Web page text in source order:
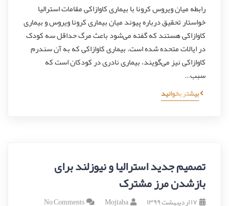
رابطه میان ویروس کرونا با بیماری کاوازاکی مقامات استرالیا
خواستار تحقیق درباره پیوند میان بیماری کرونا ویروس و بیماری
کاوازاکی هستند که گفته می‌شود باعث مرگ حداقل سه کودک
در ایالات متحده شده است. بیماری کاوازاکی که به آن سندرم
کاوازاکی نیز می‌گویند، بیماری نادری در کودکان است که
سبب…
بیشتر بخوانید
تصمیم جدید استرالیا و نیوزلند برای
بازشدن مرز مشترک
۱۷ اردیبهشت ۱۳۹۹ Mojtaba
No Comments